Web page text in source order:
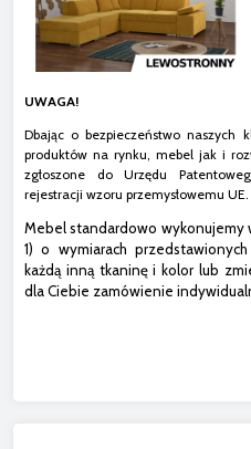
UWAGA!
Dbając o bezpieczeństwo naszych
produktów na rynku, mebel jak i
zgłoszone do Urzędu
rejestracji wzoru przemysłowemu UE.
Mebel standardowo wykonujemy
1) o wymiarach
każdą inną tkaninę i kolor lub
dla Ciebie zamówienie